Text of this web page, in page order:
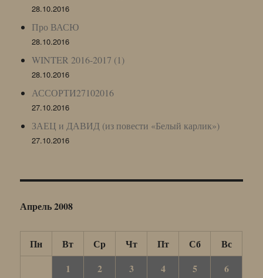
28.10.2016
Про ВАСЮ
28.10.2016
WINTER 2016-2017 (1)
28.10.2016
АССОРТИ27102016
27.10.2016
ЗАЕЦ и ДАВИД (из повести «Белый карлик»)
27.10.2016
Апрель 2008
Пн Вт Ср Чт Пт Сб
Вс
1
2 3 4 5
6